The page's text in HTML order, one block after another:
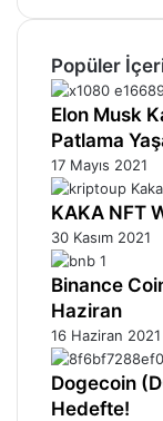
Popüler
Elon Musk
Patlama
17 Mayıs 2021
KAKA NFT
30 Kasım 2021
Binance
Haziran
16 Haziran 2021
Dogecoin
Hedefte!